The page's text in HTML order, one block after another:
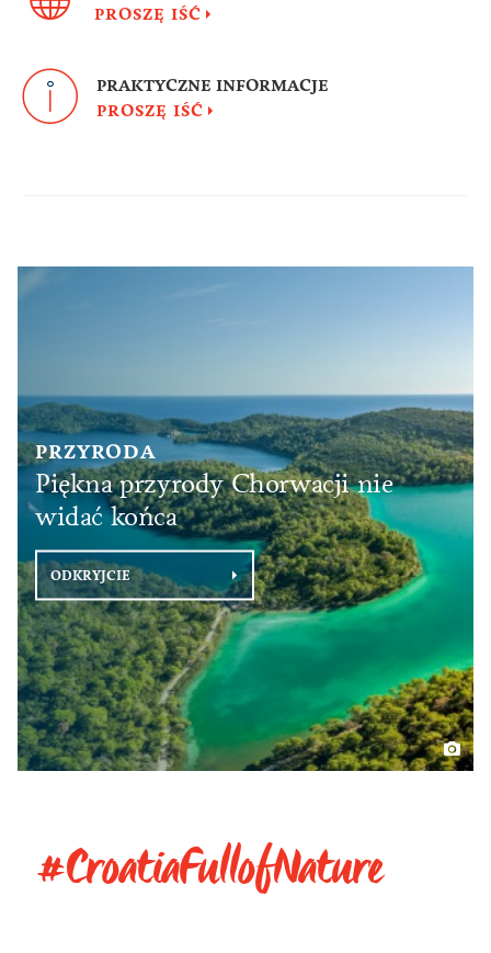
PROSZĘ IŚĆ
PRAKTYCZNE INFORMACJE
PROSZĘ IŚĆ
PRZYRODA
Piękna przyrody Chorwacji nie
widać końca
ODKRYJCIE
#CroatiaFullofNature